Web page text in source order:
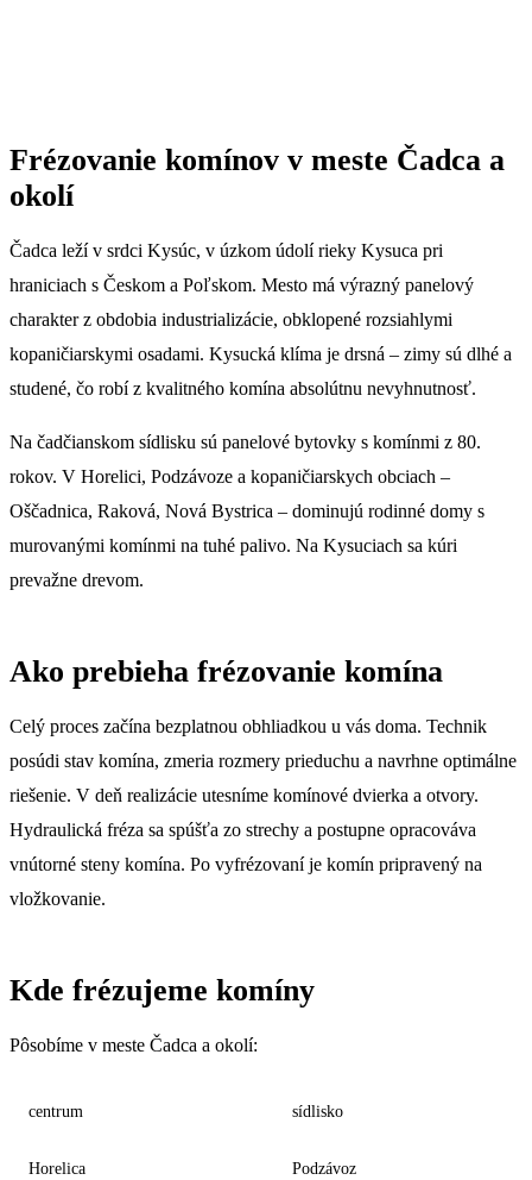
Frézovanie komínov v meste Čadca a
okolí
Čadca leží v srdci Kysúc, v úzkom údolí rieky Kysuca pri
hraniciach s Českom a Poľskom. Mesto má výrazný panelový
charakter z obdobia industrializácie, obklopené rozsiahlymi
kopaničiarskymi osadami. Kysucká klíma je drsná – zimy sú dlhé a
studené, čo robí z kvalitného komína absolútnu nevyhnutnosť.
Na čadčianskom sídlisku sú panelové bytovky s komínmi z 80.
rokov. V Horelici, Podzávoze a kopaničiarskych obciach –
Oščadnica, Raková, Nová Bystrica – dominujú rodinné domy s
murovanými komínmi na tuhé palivo. Na Kysuciach sa kúri
prevažne drevom.
Ako prebieha frézovanie komína
Celý proces začína bezplatnou obhliadkou u vás doma. Technik
posúdi stav komína, zmeria rozmery prieduchu a navrhne optimálne
riešenie. V deň realizácie utesníme komínové dvierka a otvory.
Hydraulická fréza sa spúšťa zo strechy a postupne opracováva
vnútorné steny komína. Po vyfrézovaní je komín pripravený na
vložkovanie.
Kde frézujeme komíny
Pôsobíme v meste Čadca a okolí:
centrum sídlisko
Horelica Podzávoz